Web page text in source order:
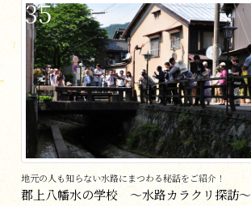
35
地元の人も知らない水路にまつわる秘話をご紹介！
郡上八幡水の学校 ～水路カラクリ探訪～